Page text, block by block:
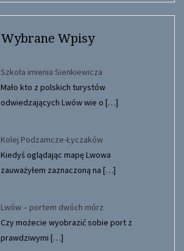
Wybrane Wpisy
Szkoła imienia Sienkiewicza
Mało kto z polskich turystów
odwiedzających Lwów wie o […]
Kolej Podzamcze-Łyczaków
Kiedyś oglądając mapę Lwowa
zauważyłem zaznaczoną na […]
Lwów – portem dwóch mórz
Czy możecie wyobrazić sobie port z
prawdziwymi […]